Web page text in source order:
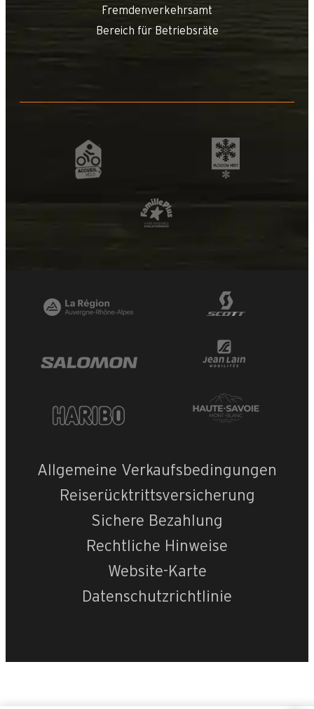
Fremdenverkehrsamt
Bereich für Betriebsräte
Allgemeine Verkaufsbedingungen
Reiserücktrittsversicherung
Sichere Bezahlung
Rechtliche Hinweise
Website-Karte
Datenschutzrichtlinie